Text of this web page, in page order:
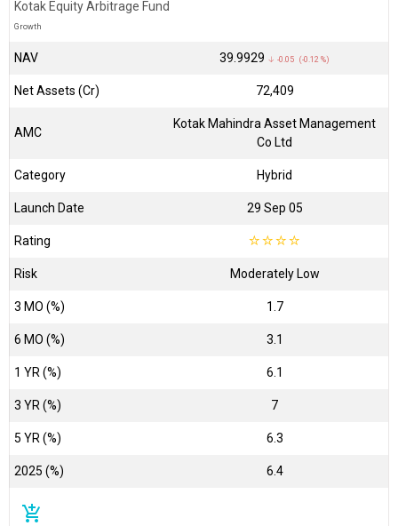
Kotak Equity Arbitrage Fund
Growth
NAV ₹39.9929 ↓ -0.05 (-0.12 %)
Net Assets (Cr) ₹72,409
AMC
Kotak Mahindra Asset Management
Co Ltd
Category Hybrid
Launch Date 29 Sep 05
Rating ☆☆☆☆
Risk Moderately Low
3 MO (%) 1.7
6 MO (%) 3.1
1 YR (%) 6.1
3 YR (%) 7
5 YR (%) 6.3
2025 (%) 6.4
add_shopping_cart